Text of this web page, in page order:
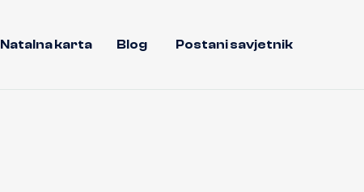
Natalna karta Blog Postani savjetnik